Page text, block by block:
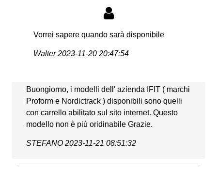
Vorrei sapere quando sarà disponibile
Walter 2023-11-20 20:47:54
Buongiorno, i modelli dell' azienda IFIT ( marchi
Proform e Nordictrack ) disponibili sono quelli
con carrello abilitato sul sito internet. Questo
modello non è più oridinabile Grazie.
STEFANO 2023-11-21 08:51:32